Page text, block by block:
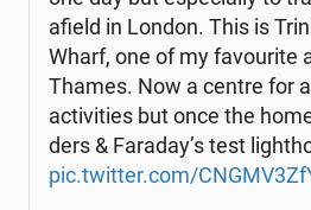
afield in London. This is
Wharf, one of my fa­vo­uri­te
Thames. Now a centre for
ac­ti­vi­ties but once the
ders & Faraday’s test
pic.twitter.com/